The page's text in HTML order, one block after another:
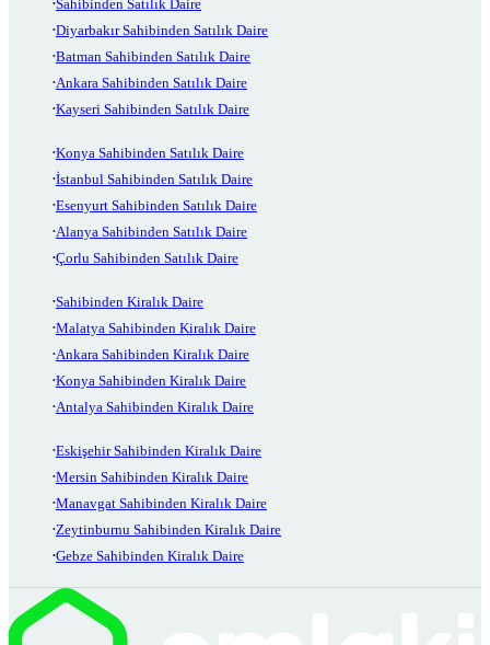
Sahibinden Satılık Daire
Diyarbakır Sahibinden Satılık Daire
Batman Sahibinden Satılık Daire
Ankara Sahibinden Satılık Daire
Kayseri Sahibinden Satılık Daire
Konya Sahibinden Satılık Daire
İstanbul Sahibinden Satılık Daire
Esenyurt Sahibinden Satılık Daire
Alanya Sahibinden Satılık Daire
Çorlu Sahibinden Satılık Daire
Sahibinden Kiralık Daire
Malatya Sahibinden Kiralık Daire
Ankara Sahibinden Kiralık Daire
Konya Sahibinden Kiralık Daire
Antalya Sahibinden Kiralık Daire
Eskişehir Sahibinden Kiralık Daire
Mersin Sahibinden Kiralık Daire
Manavgat Sahibinden Kiralık Daire
Zeytinburnu Sahibinden Kiralık Daire
Gebze Sahibinden Kiralık Daire